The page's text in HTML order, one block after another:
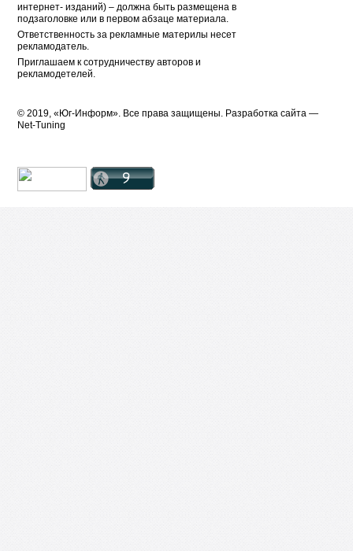
интернет- изданий) – должна быть размещена в
подзаголовке или в первом абзаце материала.
Ответственность за рекламные материлы несет
рекламодатель.
Приглашаем к сотрудничеству авторов и
рекламодетелей.
© 2019, «Юг-Информ». Все права защищены. Разработка cайта —
Net-Tuning